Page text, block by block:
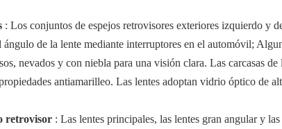
: Los conjuntos de espejos retrovisores exteriores izquierdo y
de la lente mediante interruptores en el automóvil;
nevados y con niebla para una visión clara. Las carcasas
antiamarilleo. Las lentes adoptan vidrio óptico de
retrovisor : Las lentes principales, las lentes gran angular y